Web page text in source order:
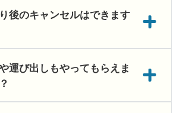
後のキャンセルはできます
運び出しもやってもらえま